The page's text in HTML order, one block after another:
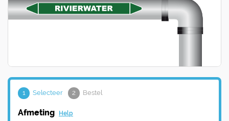
1 Selecteer 2 Bestel
Afmeting Help